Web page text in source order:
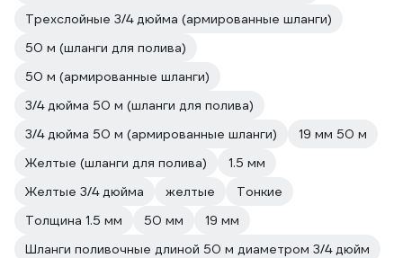
Трехслойные 3/4 дюйма (армированные шланги)
50 м (шланги для полива)
50 м (армированные шланги)
3/4 дюйма 50 м (шланги для полива)
3/4 дюйма 50 м (армированные шланги)
19 мм 50 м
Желтые (шланги для полива)
1.5 мм
Желтые 3/4 дюйма
желтые
Тонкие
Толщина 1.5 мм
50 мм
19 мм
Шланги поливочные длиной 50 м диаметром 3/4 дюйм